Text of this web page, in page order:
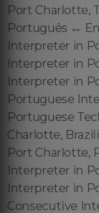
Port Charlotte,
Português ↔️
Interpreter in
Interpreter in
Interpreter in
Portuguese
Portuguese
Charlotte,
Port Charlotte,
Interpreter in
Interpreter in
Consecutive